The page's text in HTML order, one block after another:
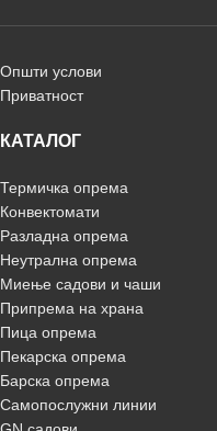
Општи услови
Приватност
КАТАЛОГ
Термичка опрема
Конвектомати
Разладна опрема
Неутрална опрема
Миење садови и чаши
Припрема на храна
Пица опрема
Пекарска опрема
Барска опрема
Самопослужни линии